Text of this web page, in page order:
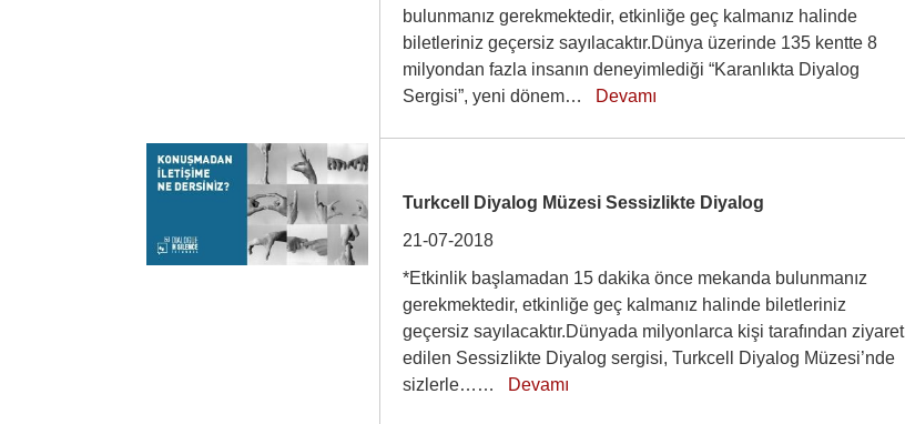
bulunmanız gerekmektedir, etkinliğe geç kalmanız halinde
biletleriniz geçersiz sayılacaktır.Dünya üzerinde 135 kentte 8
milyondan fazla insanın deneyimlediği “Karanlıkta Diyalog
Sergisi”, yeni dönem…
Devamı
Turkcell Diyalog Müzesi Sessizlikte Diyalog
21-07-2018
*Etkinlik başlamadan 15 dakika önce mekanda bulunmanız
gerekmektedir, etkinliğe geç kalmanız halinde biletleriniz
geçersiz sayılacaktır.Dünyada milyonlarca kişi tarafından ziyaret
edilen Sessizlikte Diyalog sergisi, Turkcell Diyalog Müzesi’nde
sizlerle……
Devamı